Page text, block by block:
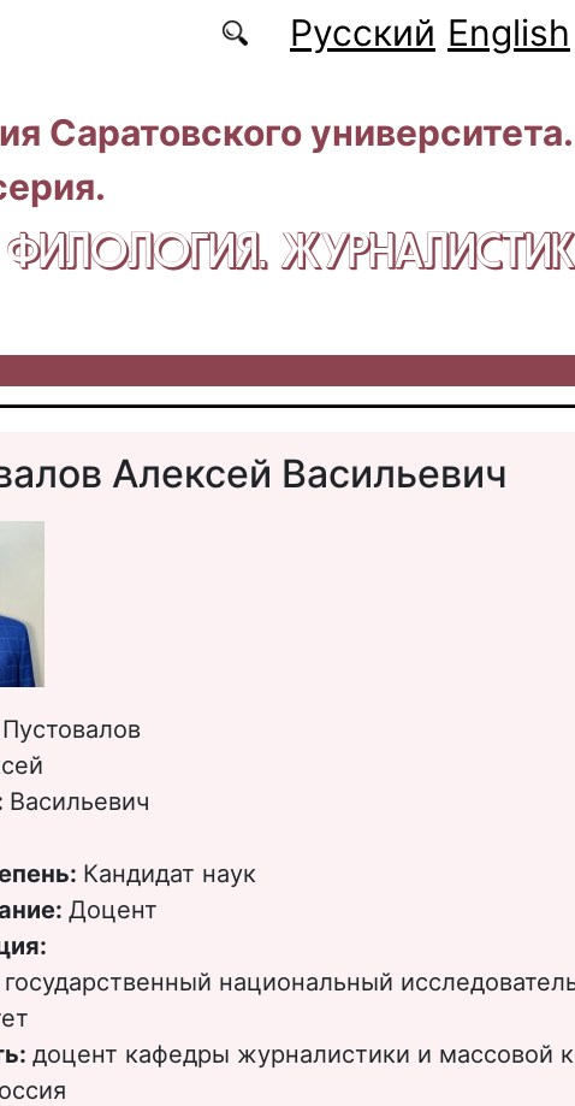
Русский English
Саратовского университета.
ФИЛОЛОГИЯ.
Алексей Васильевич
Пустовалов
Васильевич
Кандидат наук
Доцент
национальный
доцент кафедры журналистики и массовой